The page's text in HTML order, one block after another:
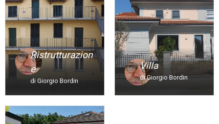
Ristrutturazion
E
di Giorgio Bordin
Villa
di Giorgio Bordin